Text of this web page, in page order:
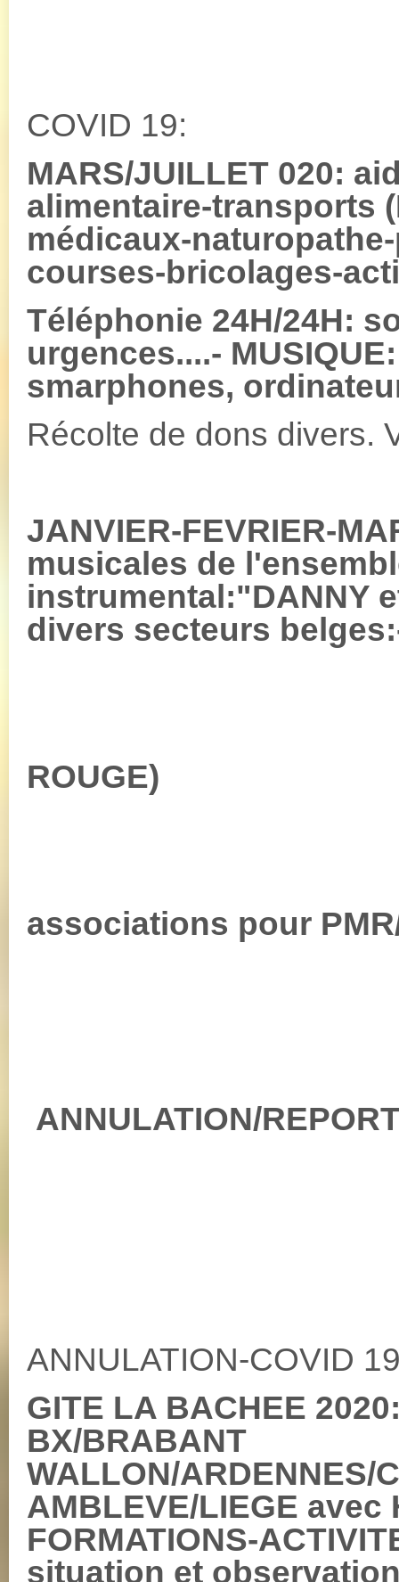
COVID 19:
MARS/JUILLET 020:
alimentaire-transports
médicaux-
courses-bricolages-
Téléphonie 24H/24H:
urgences....-
smarphones,
Récolte de dons divers.
JANVIER-FEVRIER-
musicales de
instrumental:"DANNY
divers secteurs
ROUGE)
associations pour
ANNULATION/
ANNULATION-COVID
GITE LA BACHEE
BX/BRABANT
WALLON/ARDENNES/
AMBLEVE/LIEGE avec
FORMATIONS-
situation et